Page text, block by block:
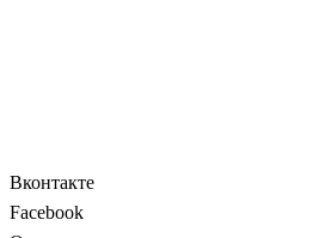
Вконтакте
Facebook